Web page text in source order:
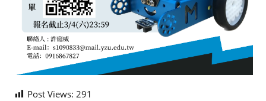
Post Views: 291